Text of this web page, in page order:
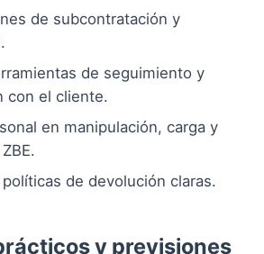
de subcontratación y
de seguimiento y
con el cliente.
en manipulación, carga y
de devolución claras.
y previsiones